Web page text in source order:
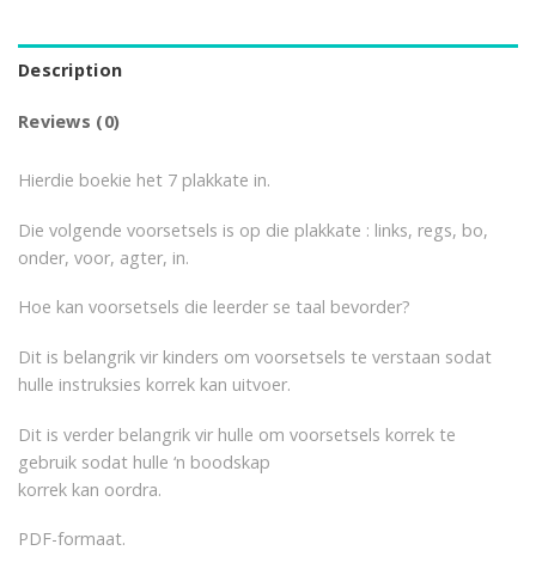
Description
Reviews (0)
Hierdie boekie het 7 plakkate in.
Die volgende voorsetsels is op die plakkate : links, regs, bo,
onder, voor, agter, in.
Hoe kan voorsetsels die leerder se taal bevorder?
Dit is belangrik vir kinders om voorsetsels te verstaan sodat
hulle instruksies korrek kan uitvoer.
Dit is verder belangrik vir hulle om voorsetsels korrek te
gebruik sodat hulle ‘n boodskap
korrek kan oordra.
PDF-formaat.